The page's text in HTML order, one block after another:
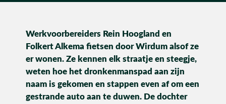
Nieuws
Over ons
Werken bij
Werkvoorbereiders Rein Hoogland en
Folkert Alkema fietsen door Wirdum alsof ze
er wonen. Ze kennen elk straatje en steegje,
weten hoe het dronkenmanspad aan zijn
naam is gekomen en stappen even af om een
gestrande auto aan te duwen. De dochter